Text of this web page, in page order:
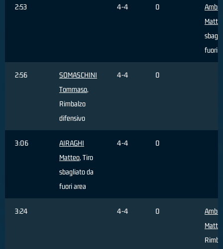
2:53 4-4 0
fuori
2:56
SOMASCHINI
Tommaso,
Rimbalzo
difensivo
4-4 0
3:06
AIRAGHI
Matteo, Tiro
sbagliato da
fuori area
4-4 0
3:24 4-4 0